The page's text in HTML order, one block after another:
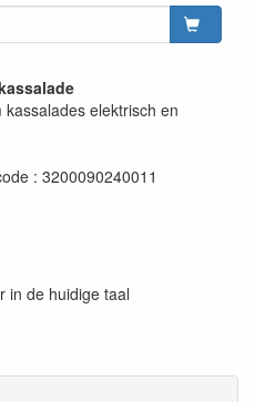
elektrisch en
: 3200090240011
in de huidige taal